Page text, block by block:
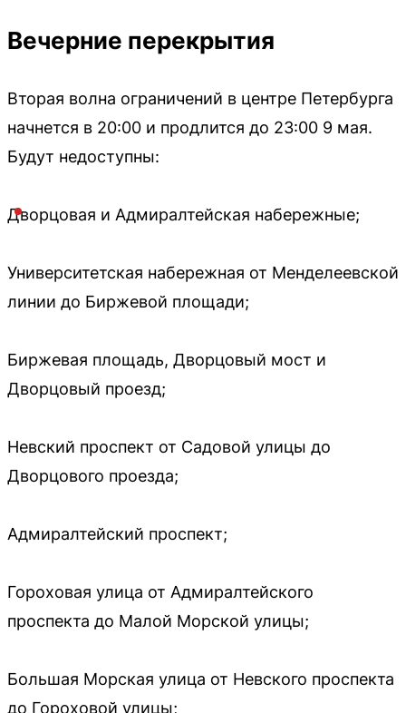
Вечерние перекрытия
Вторая волна ограничений в центре Петербурга
начнется в 20:00 и продлится до 23:00 9 мая.
Будут недоступны:
Дворцовая и Адмиралтейская набережные;
Университетская набережная от Менделеевской
линии до Биржевой площади;
Биржевая площадь, Дворцовый мост и
Дворцовый проезд;
Невский проспект от Садовой улицы до
Дворцового проезда;
Адмиралтейский проспект;
Гороховая улица от Адмиралтейского
проспекта до Малой Морской улицы;
Большая Морская улица от Невского проспекта
до Гороховой улицы;